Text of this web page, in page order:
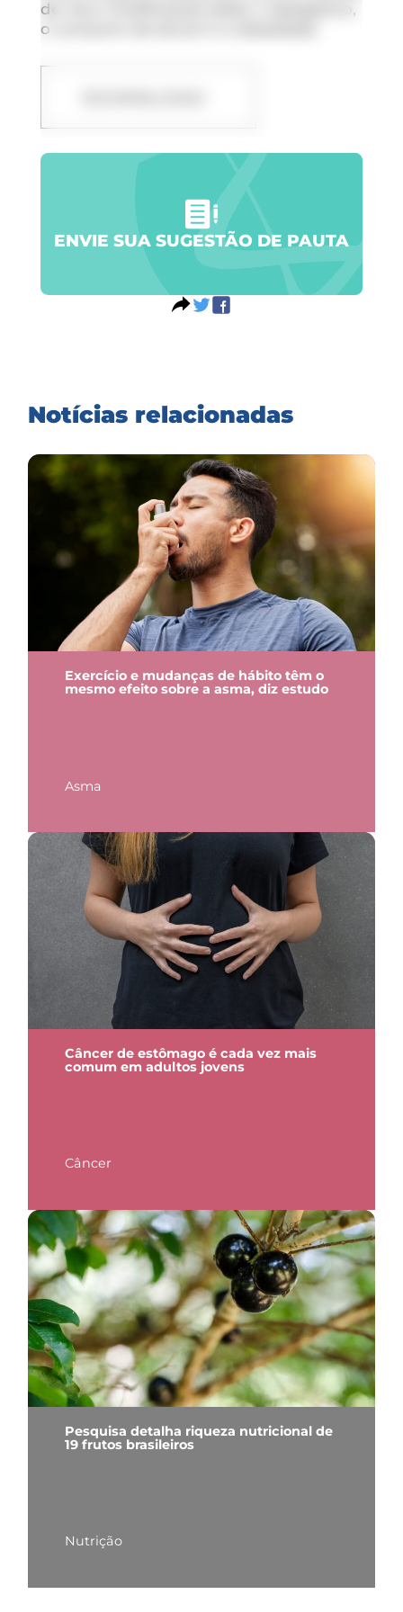
de risco modificáveis estão o tabagismo,
o consumo de álcool e a obesidade.
ENVIE SUA SUGESTÃO DE PAUTA
Notícias relacionadas
Exercício e mudanças de hábito têm o
mesmo efeito sobre a asma, diz estudo
Asma
Câncer de estômago é cada vez mais
comum em adultos jovens
Câncer
Pesquisa detalha riqueza nutricional de
19 frutos brasileiros
Nutrição